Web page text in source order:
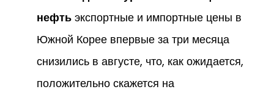
нефть экспортные и импортные цены в
Южной Корее впервые за три месяца
снизились в августе, что, как ожидается,
положительно скажется на